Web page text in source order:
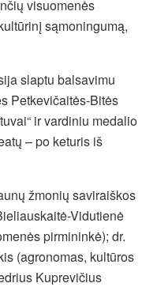
visuomenės
sąmoningumą,
slaptu balsavimu
Petkevičaitės-Bitės
ir vardiniu medalio
– po keturis iš
žmonių saviraiškos
Vidutienė
pirmininkė); dr.
(agronomas, kultūros
Kuprevičius